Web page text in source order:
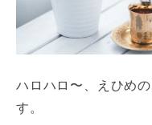
ハロハロ〜、えひめ
す。